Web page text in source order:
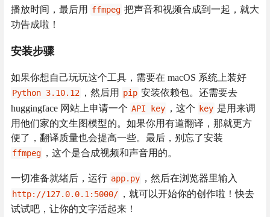
播放时间，最后用
ffmpeg 把声音和视频合成到一起，就大
功告成啦！
安装步骤
如果你想自己玩玩这个工具，需要在 macOS 系统上装好
Python 3.10.12 ，然后用 pip 安装依赖包。还需要去
huggingface 网站上申请一个 API key ，这个 key 是用来调
用他们家的文生图模型的。如果你用有道翻译，那就更方
便了，翻译质量也会提高一些。最后，别忘了安装
ffmpeg ，这个是合成视频和声音用的。
一切准备就绪后，运行 app.py ，然后在浏览器里输入
http://127.0.0.1:5000/ ，就可以开始你的创作啦！快去
试试吧，让你的文字活起来！